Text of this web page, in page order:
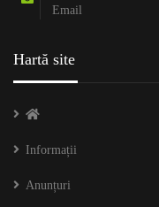
Email
Hartă site
Informații
Anunțuri